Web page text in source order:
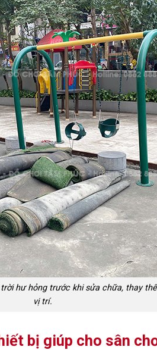
hư hỏng trước khi sửa chữa, thay
vị trí.
bị giúp cho sân